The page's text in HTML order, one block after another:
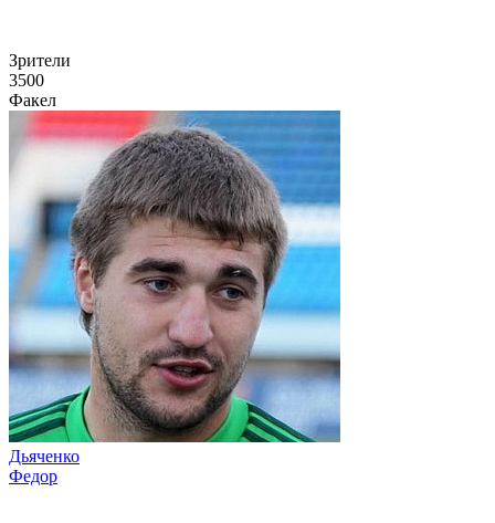
Зрители
3500
Факел
Дьяченко
Федор